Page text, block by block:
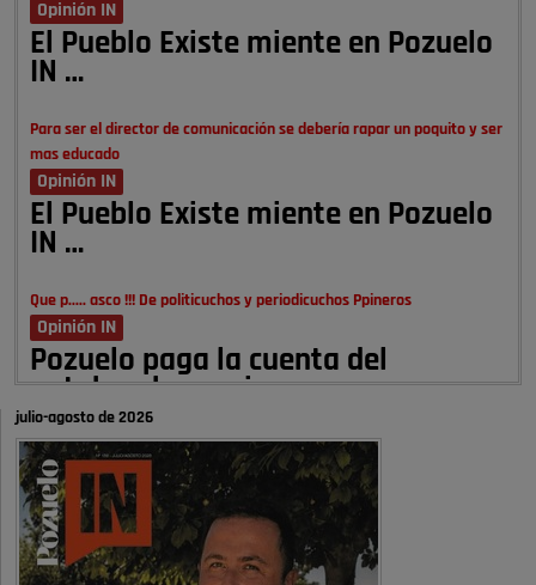
Opinión IN
El Pueblo Existe miente en Pozuelo
IN …
Para ser el director de comunicación se debería rapar un poquito y ser
mas educado
Opinión IN
El Pueblo Existe miente en Pozuelo
IN …
Que p..... asco !!! De politicuchos y periodicuchos Ppineros
Opinión IN
Pozuelo paga la cuenta del
autobombo: casi …
Señora Alcaldesa Ud no ha vivido nunca en Pozuelo , pero yo si desde
hace más de 60 años , …
Pozuelo de Alarcón
Quejas por el deterioro de la
limpieza …
julio-agosto de 2026